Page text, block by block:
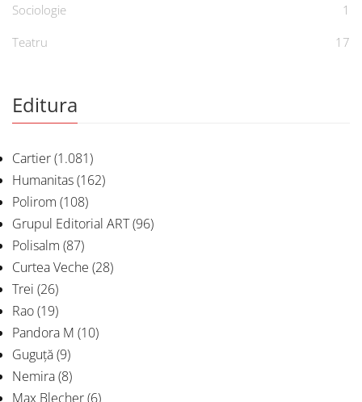
Sociologie
1
Teatru
17
Editura
Cartier(1.081)
Humanitas(162)
Polirom (108)
Grupul Editorial ART(96)
Polisalm (87)
Curtea Veche (28)
Trei (26)
Rao(19)
Pandora M (10)
Guguță(9)
Nemira(8)
Max Blecher(6)